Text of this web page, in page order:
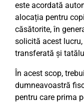
este acordată
alocația pentru
căsătorite, în
solicită acest
transferată și
În acest scop,
dumneavoastră
pentru care prima